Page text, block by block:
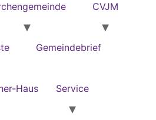
CVJM
Gemeindebrief
Haus Service